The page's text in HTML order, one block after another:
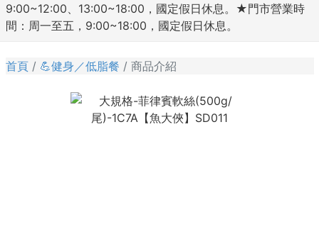
9:00~12:00、13:00~18:00，國定假日休息。★門市營業時
間：周一至五，9:00~18:00，國定假日休息。
首頁 💪健身／低脂餐 商品介紹